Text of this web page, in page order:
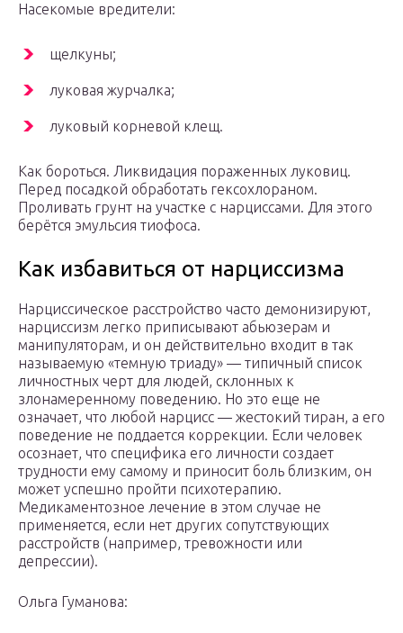
Насекомые вредители:
щелкуны;
луковая журчалка;
луковый корневой клещ.
Как бороться. Ликвидация пораженных луковиц.
Перед посадкой обработать гексохлораном.
Проливать грунт на участке с нарциссами. Для этого
берётся эмульсия тиофоса.
Как избавиться от нарциссизма
Нарциссическое расстройство часто демонизируют,
нарциссизм легко приписывают абьюзерам и
манипуляторам, и он действительно входит в так
называемую «темную триаду» — типичный список
личностных черт для людей, склонных к
злонамеренному поведению. Но это еще не
означает, что любой нарцисс — жестокий тиран, а его
поведение не поддается коррекции. Если человек
осознает, что специфика его личности создает
трудности ему самому и приносит боль близким, он
может успешно пройти психотерапию.
Медикаментозное лечение в этом случае не
применяется, если нет других сопутствующих
расстройств (например, тревожности или
депрессии).
Ольга Гуманова: